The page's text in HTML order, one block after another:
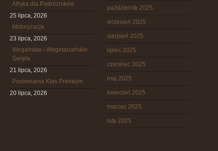
Afryka dla Podróżników
25 lipca, 2026
Motoryzacja
23 lipca, 2026
Wegańskie i Wegetariańskie
Święta
21 lipca, 2026
Porównania Klas Premium
20 lipca, 2026
październik 2025
wrzesień 2025
sierpień 2025
lipiec 2025
czerwiec 2025
maj 2025
kwiecień 2025
marzec 2025
luty 2025